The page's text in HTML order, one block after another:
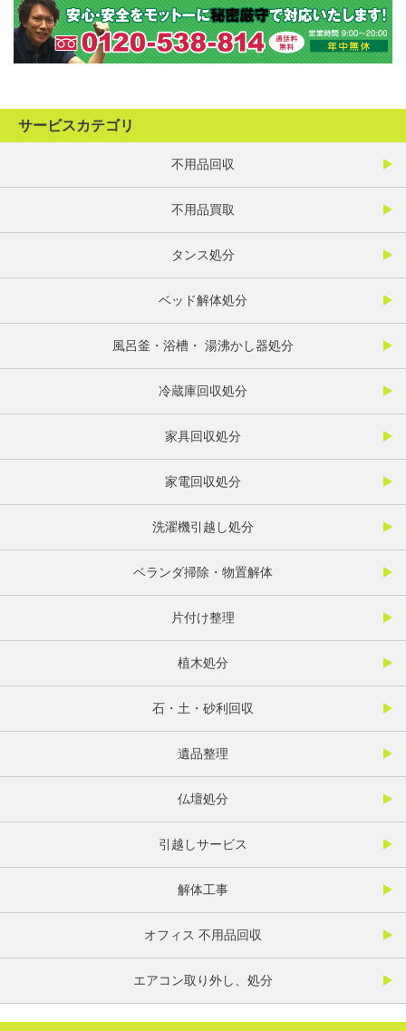
サービスカテゴリ
不用品回収
不用品買取
タンス処分
ベッド解体処分
風呂釜・浴槽・ 湯沸かし器処分
冷蔵庫回収処分
家具回収処分
家電回収処分
洗濯機引越し処分
ベランダ掃除・物置解体
片付け整理
植木処分
石・土・砂利回収
遺品整理
仏壇処分
引越しサービス
解体工事
オフィス 不用品回収
エアコン取り外し、処分